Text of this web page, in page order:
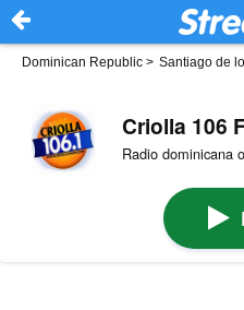
Dominican Republic > Santiago de
Criolla 106
Radio dominicana